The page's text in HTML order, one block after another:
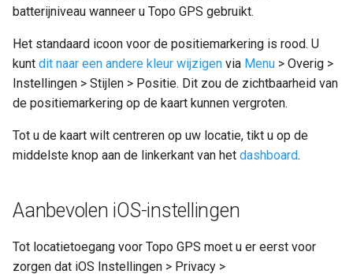
batterijniveau wanneer u Topo GPS gebruikt.
Het standaard icoon voor de positiemarkering is rood. U
kunt dit naar een andere kleur wijzigen via Menu > Overig >
Instellingen > Stijlen > Positie. Dit zou de zichtbaarheid van
de positiemarkering op de kaart kunnen vergroten.
Tot u de kaart wilt centreren op uw locatie, tikt u op de
middelste knop aan de linkerkant van het dashboard.
Aanbevolen iOS-instellingen
Tot locatietoegang voor Topo GPS moet u er eerst voor
zorgen dat iOS Instellingen > Privacy >